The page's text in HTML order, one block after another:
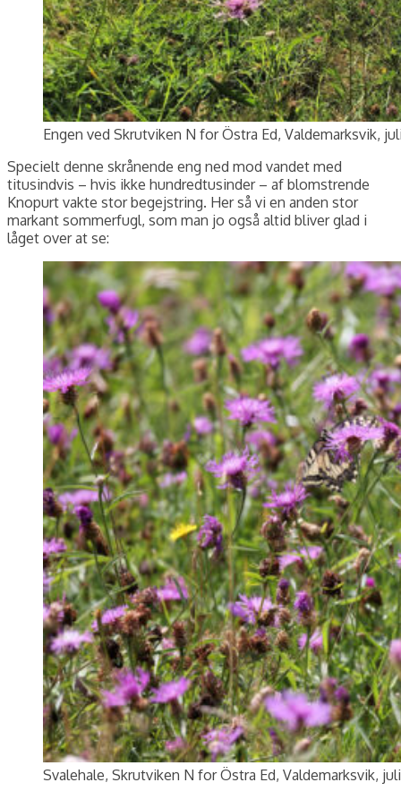
Engen ved Skrutviken N for Östra Ed, Valdemarksvik,
Specielt denne skrånende eng ned mod vandet med
titusindvis – hvis ikke hundredtusinder – af blomstrende
Knopurt vakte stor begejstring. Her så vi en anden stor
markant sommerfugl, som man jo også altid bliver glad i
låget over at se:
Svalehale, Skrutviken N for Östra Ed, Valdemarksvik,